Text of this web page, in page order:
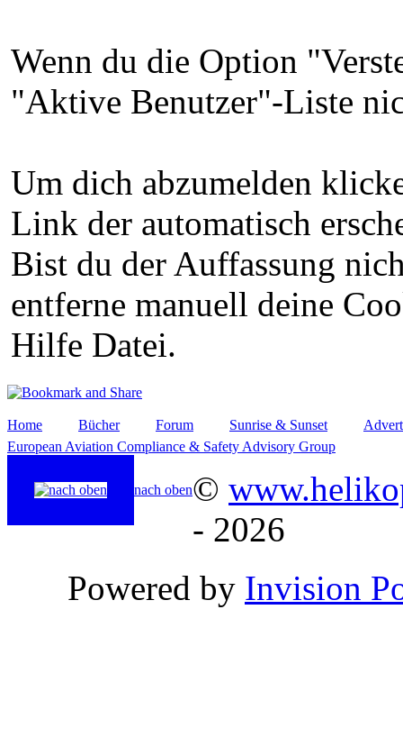
Wenn du die Option
"Aktive Benutzer"-Liste
Um dich abzumelden
Link der automatisch
Bist du der Auffassung
entferne manuell deine
Hilfe Datei.
Home Bücher Forum Sunrise & Sunset
European Aviation Compliance & Safety Advisory Group
nach oben©
- 2026
Powered by Invision